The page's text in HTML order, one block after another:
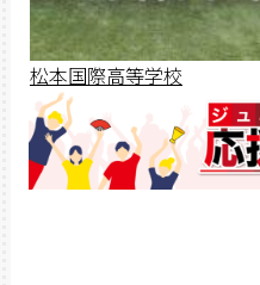
松本国際高等学校